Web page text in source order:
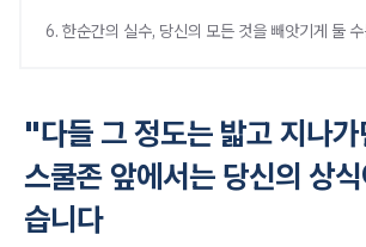
6. 한순간의 실수, 당신의 모든 것을 빼앗기게 둘
"다들 그 정도는 밟고 지나
스쿨존 앞에서는 당신의 상
습니다